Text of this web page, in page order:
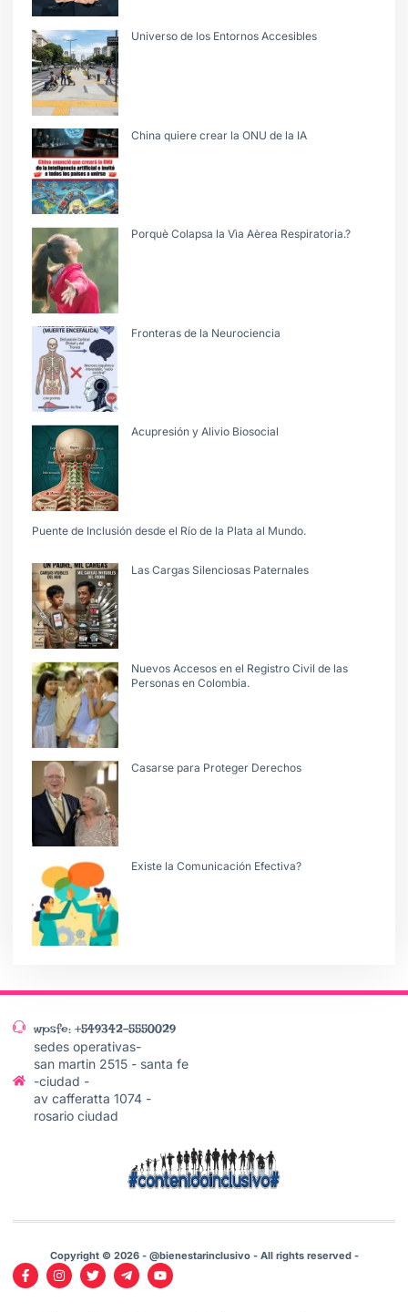
Universo de los Entornos Accesibles
China quiere crear la ONU de la IA
Porquè Colapsa la Vìa Aèrea Respiratoria.?
Fronteras de la Neurociencia
Acupresión y Alivio Biosocial
Puente de Inclusión desde el Río de la Plata al Mundo.
Las Cargas Silenciosas Paternales
Nuevos Accesos en el Registro Civil de las
Personas en Colombia.
Casarse para Proteger Derechos
Existe la Comunicación Efectiva?
wpsfe: +549342-5550029
sedes operativas-
san martin 2515 - santa fe
-ciudad -
av cafferatta 1074 -
rosario ciudad
Copyright © 2026 - @bienestarinclusivo - All rights reserved -